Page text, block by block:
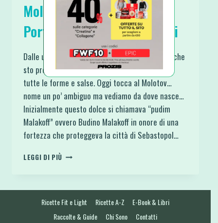
Molotov Fit Tipico Dolce
Portoghese a base di Albumi
Dalle ultime ricette pubblicate è ormai palese che
sto provando a fare ricette con gli albumi… in
tutte le forme e salse. Oggi tocca al Molotov…
nome un po’ ambiguo ma vediamo da dove nasce…
Inizialmente questo dolce si chiamava “pudim
Malakoff” ovvero Budino Malakoff in onore di una
fortezza che proteggeva la città di Sebastopol…
LEGGI DI PIÙ MOLOTOV
A
BASE
Ricette Fit e Light Ricette A-Z
E-Book & Libri
Raccolte & Guide
Chi Sono Contatti